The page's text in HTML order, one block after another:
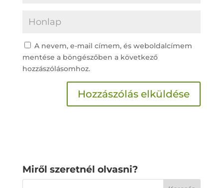
A nevem, e-mail címem, és weboldalcímem
mentése a böngészőben a következő
hozzászólásomhoz.
Miről szeretnél olvasni?